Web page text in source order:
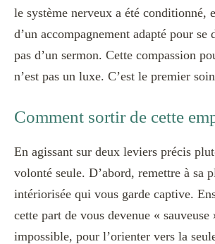
le système nerveux a été conditionné,
d’un accompagnement adapté pour se
pas d’un sermon. Cette compassion
n’est pas un luxe. C’est le premier
Comment sortir de cette
En agissant sur deux leviers précis
volonté seule. D’abord, remettre à sa
intériorisée qui vous garde captive.
cette part de vous devenue « sauveuse
impossible, pour l’orienter vers la